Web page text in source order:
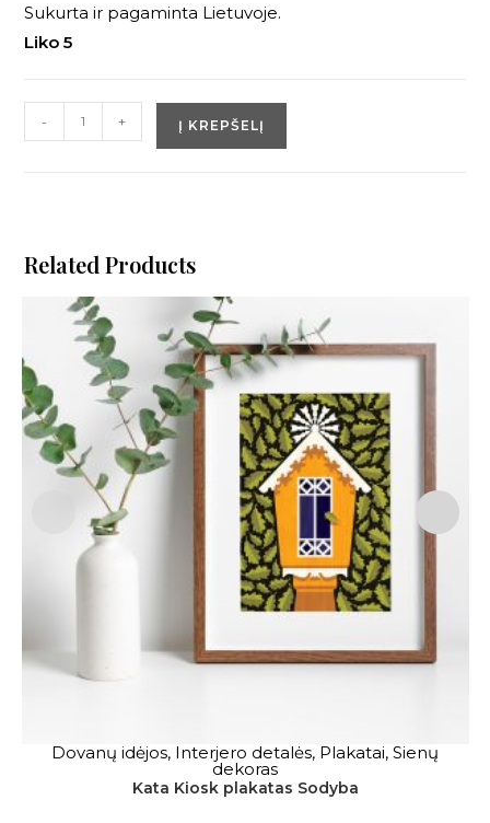
Sukurta ir pagaminta Lietuvoje.
Liko 5
- + Į KREPŠELĮ
Related Products
Į KREPŠELĮ
Dovanų idėjos, Interjero detalės, Plakatai, Sienų
dekoras
Kata Kiosk plakatas Sodyba